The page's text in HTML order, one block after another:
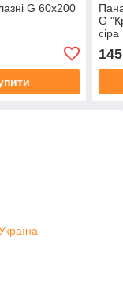
G 60х200
G
сіра
145